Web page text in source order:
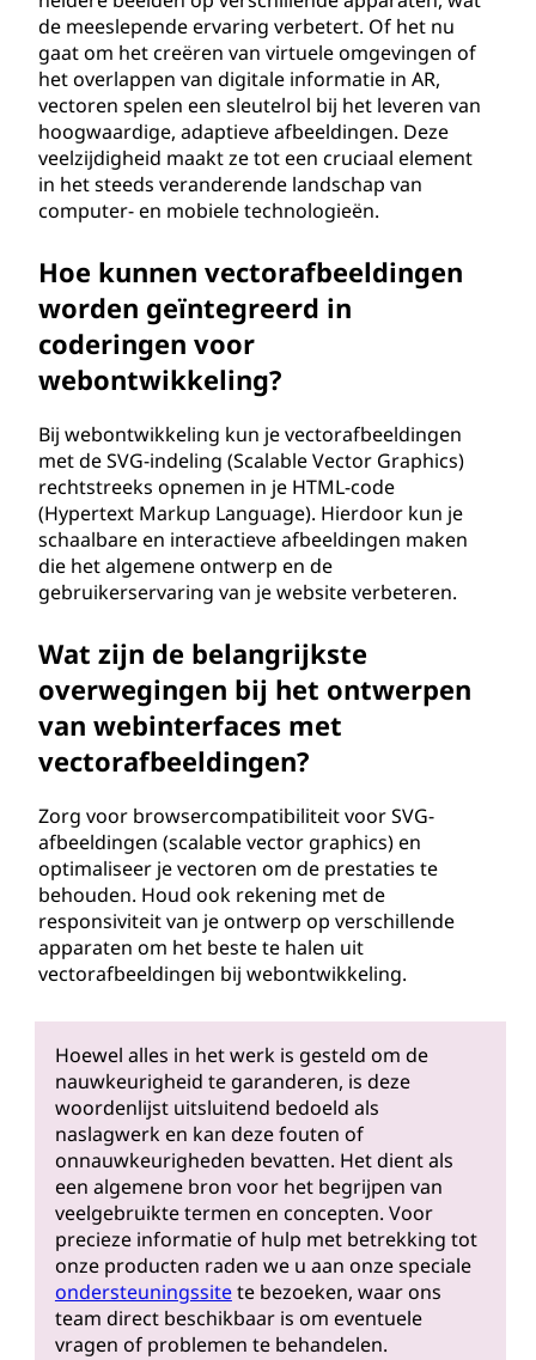
de meeslepende ervaring verbetert. Of het nu
gaat om het creëren van virtuele omgevingen of
het overlappen van digitale informatie in AR,
vectoren spelen een sleutelrol bij het leveren van
hoogwaardige, adaptieve afbeeldingen. Deze
veelzijdigheid maakt ze tot een cruciaal element
in het steeds veranderende landschap van
computer- en mobiele technologieën.
Hoe kunnen vectorafbeeldingen
worden geïntegreerd in
coderingen voor
webontwikkeling?
Bij webontwikkeling kun je vectorafbeeldingen
met de SVG-indeling (Scalable Vector Graphics)
rechtstreeks opnemen in je HTML-code
(Hypertext Markup Language). Hierdoor kun je
schaalbare en interactieve afbeeldingen maken
die het algemene ontwerp en de
gebruikerservaring van je website verbeteren.
Wat zijn de belangrijkste
overwegingen bij het ontwerpen
van webinterfaces met
vectorafbeeldingen?
Zorg voor browsercompatibiliteit voor SVG-
afbeeldingen (scalable vector graphics) en
optimaliseer je vectoren om de prestaties te
behouden. Houd ook rekening met de
responsiviteit van je ontwerp op verschillende
apparaten om het beste te halen uit
vectorafbeeldingen bij webontwikkeling.
Hoewel alles in het werk is gesteld om de
nauwkeurigheid te garanderen, is deze
woordenlijst uitsluitend bedoeld als
naslagwerk en kan deze fouten of
onnauwkeurigheden bevatten. Het dient als
een algemene bron voor het begrijpen van
veelgebruikte termen en concepten. Voor
precieze informatie of hulp met betrekking tot
onze producten raden we u aan onze speciale
ondersteuningssitete bezoeken, waar ons
team direct beschikbaar is om eventuele
vragen of problemen te behandelen.